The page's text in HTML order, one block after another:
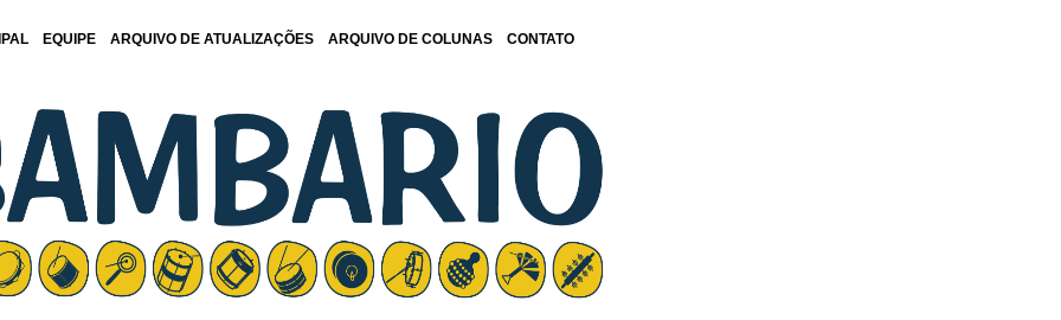
EQUIPE ARQUIVO DE ATUALIZAÇÕES ARQUIVO DE COLUNAS CONTATO